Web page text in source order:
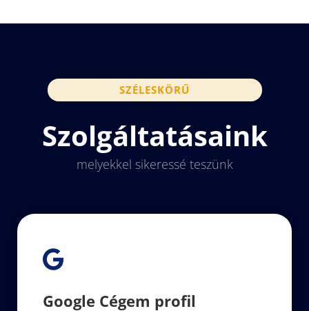
SZÉLESKÖRŰ
Szolgáltatásaink
melyekkel sikeressé teszünk

Google Cégem profil